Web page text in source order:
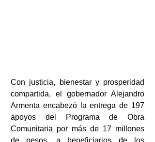
Con justicia, bienestar y prosperidad
compartida, el gobernador Alejandro
Armenta encabezó la entrega de 197
apoyos del Programa de Obra
Comunitaria por más de 17 millones